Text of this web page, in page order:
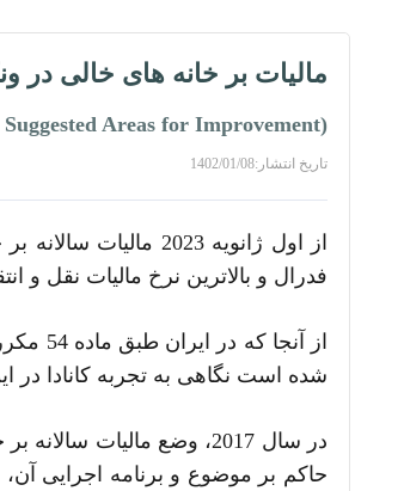
مالیات بر خانه­ های خالی در
(Vacancy Tax/Empty Homes Tax – Five Suggested Areas for Improvement)
تاریخ انتشار:1402/01/08
فدرال و بالاترین نرخ مالیات نقل و
شده است نگاهی به تجربه کانادا در